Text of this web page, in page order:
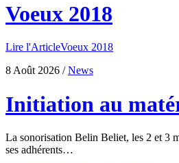
Voeux 2018
Lire l'ArticleVoeux 2018
8 Août 2026 /News
Initiation au
La sonorisation Belin Beliet, les 2 et 3
ses adhérents…